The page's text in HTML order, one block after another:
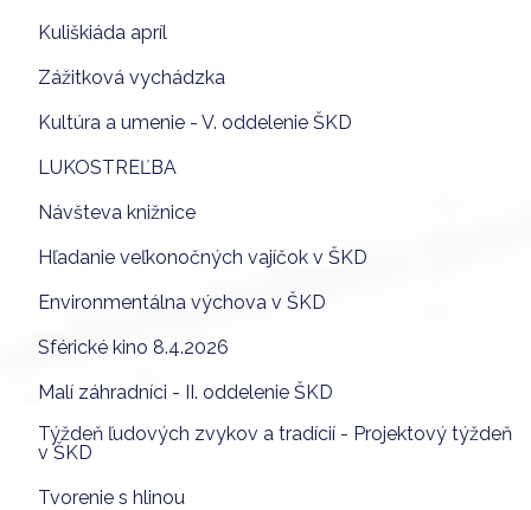
Kuliškiáda apríl
Zážitková vychádzka
Kultúra a umenie - V. oddelenie ŠKD
LUKOSTREĽBA
Návšteva knižnice
Hľadanie veľkonočných vajíčok v ŠKD
Environmentálna výchova v ŠKD
Sférické kino 8.4.2026
Malí záhradníci - II. oddelenie ŠKD
Týždeň ľudových zvykov a tradícií - Projektový týždeň
v ŠKD
Tvorenie s hlinou